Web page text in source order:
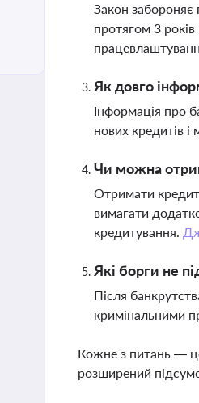
Закон забороняє
протягом 3
Як довго
Інформація про
нових кредитів
Чи можна
Отримати кредит
вимагати
кредитування.
Які борги не
Після
кримінальними
Кожне з питань —
розширений